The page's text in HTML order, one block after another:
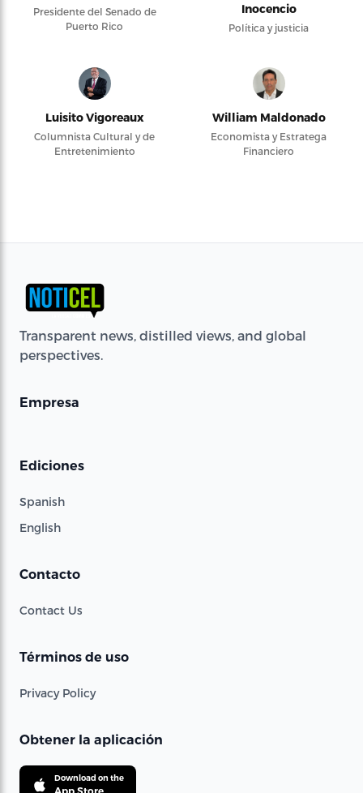
Presidente del Senado de
Puerto Rico
Inocencio
Política y justicia
Luisito Vigoreaux
Columnista Cultural y de
Entretenimiento
William Maldonado
Economista y Estratega
Financiero
Transparent news, distilled views, and global
perspectives.
Empresa
Ediciones
Spanish
English
Contacto
Contact Us
Términos de uso
Privacy Policy
Obtener la aplicación
Download on the